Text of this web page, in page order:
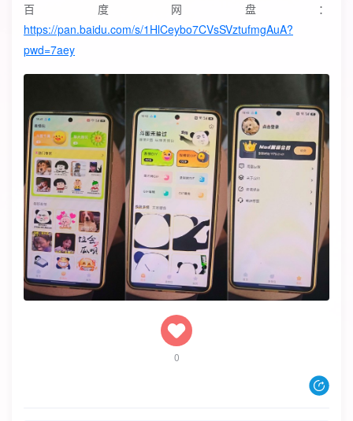
百度网盘：
https://pan.baidu.com/s/1HlCeybo7CVsSVztufmgAuA?
pwd=7aey
0